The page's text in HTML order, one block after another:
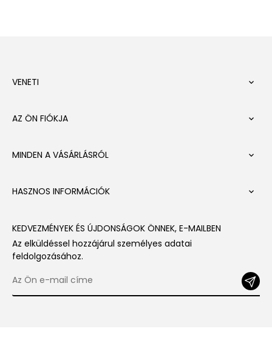
VENETI 
AZ ÖN FIÓKJA 
MINDEN A VÁSÁRLÁSRÓL 
HASZNOS INFORMÁCIÓK 
KEDVEZMÉNYEK ÉS ÚJDONSÁGOK ÖNNEK, E-MAILBEN
Az elküldéssel hozzájárul személyes adatai
feldolgozásához.